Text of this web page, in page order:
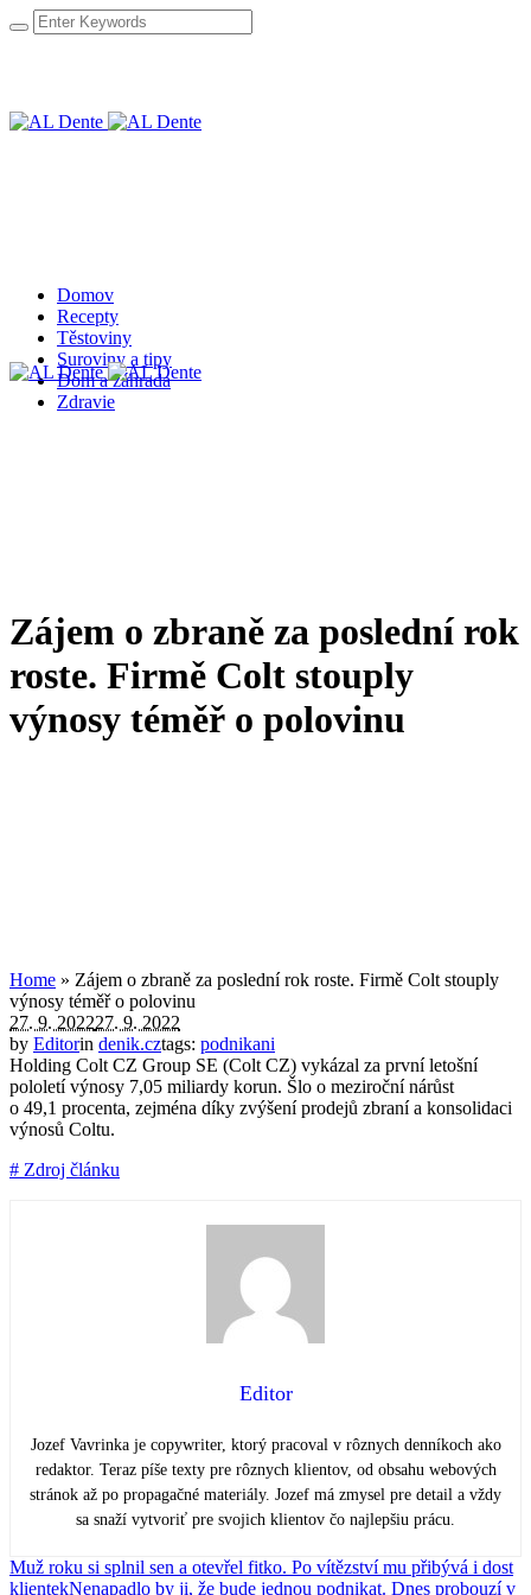
Domov
Recepty
Těstoviny
Suroviny a tipy
Dom a záhrada
Zdravie
Zájem o zbraně za poslední rok
roste. Firmě Colt stouply
výnosy téměř o polovinu
Home » Zájem o zbraně za poslední rok roste. Firmě Colt stouply
výnosy téměř o polovinu
27. 9. 202227. 9. 2022
by Editorin denik.cztags: podnikani
Holding Colt CZ Group SE (Colt CZ) vykázal za první letošní
pololetí výnosy 7,05 miliardy korun. Šlo o meziroční nárůst
o 49,1 procenta, zejména díky zvýšení prodejů zbraní a konsolidaci
výnosů Coltu.
# Zdroj článku
Editor
Jozef Vavrinka je copywriter, ktorý pracoval v rôznych denníkoch ako
redaktor. Teraz píše texty pre rôznych klientov, od obsahu webových
stránok až po propagačné materiály. Jozef má zmysel pre detail a vždy
sa snaží vytvoriť pre svojich klientov čo najlepšiu prácu.
Muž roku si splnil sen a otevřel fitko. Po vítězství mu přibývá i dost
klientekNenapadlo by ji, že bude jednou podnikat. Dnes probouzí v